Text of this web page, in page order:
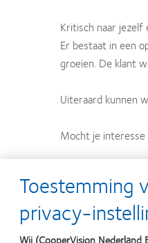
Kritisch naar jezelf
Er bestaat in een
groeien. De klant
Uiteraard kunnen
Mocht je interesse
Ook geven wij
Toestemming
privacy-